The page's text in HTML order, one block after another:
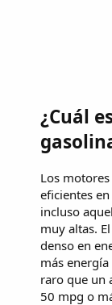
¿Cuál
Los
eficientes
incluso
muy altas.
denso en
más
raro que un
50 mpg o